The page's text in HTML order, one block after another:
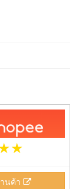
นค้า